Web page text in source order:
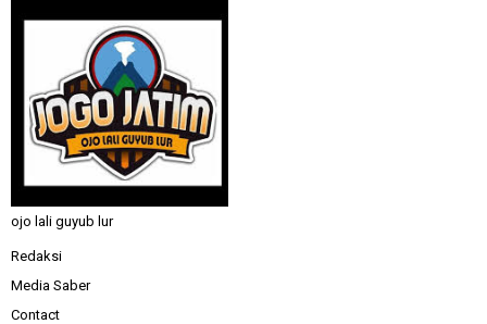
ojo lali guyub lur
Redaksi
Media Saber
Contact